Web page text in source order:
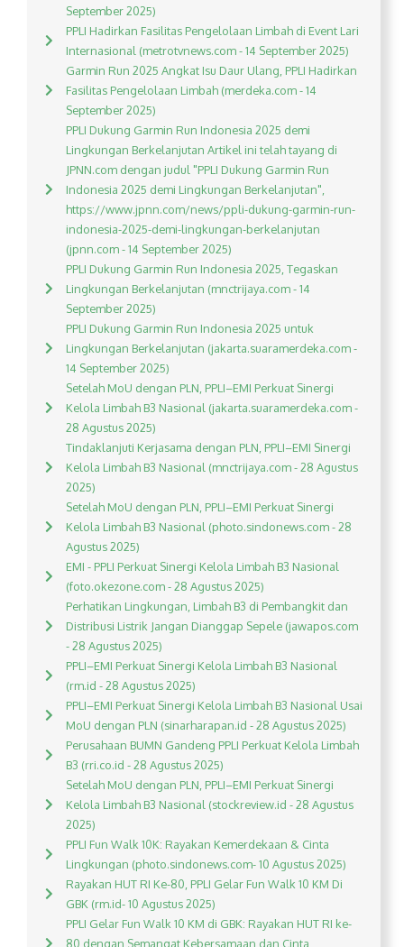
September 2025)
PPLI Hadirkan Fasilitas Pengelolaan Limbah di Event Lari
Internasional (metrotvnews.com - 14 September 2025)
Garmin Run 2025 Angkat Isu Daur Ulang, PPLI Hadirkan
Fasilitas Pengelolaan Limbah (merdeka.com - 14
September 2025)
PPLI Dukung Garmin Run Indonesia 2025 demi
Lingkungan Berkelanjutan Artikel ini telah tayang di
JPNN.com dengan judul "PPLI Dukung Garmin Run
Indonesia 2025 demi Lingkungan Berkelanjutan",
https://www.jpnn.com/news/ppli-dukung-garmin-run-
indonesia-2025-demi-lingkungan-berkelanjutan
(jpnn.com - 14 September 2025)
PPLI Dukung Garmin Run Indonesia 2025, Tegaskan
Lingkungan Berkelanjutan (mnctrijaya.com - 14
September 2025)
PPLI Dukung Garmin Run Indonesia 2025 untuk
Lingkungan Berkelanjutan (jakarta.suaramerdeka.com -
14 September 2025)
Setelah MoU dengan PLN, PPLI–EMI Perkuat Sinergi
Kelola Limbah B3 Nasional (jakarta.suaramerdeka.com -
28 Agustus 2025)
Tindaklanjuti Kerjasama dengan PLN, PPLI–EMI Sinergi
Kelola Limbah B3 Nasional (mnctrijaya.com - 28 Agustus
2025)
Setelah MoU dengan PLN, PPLI–EMI Perkuat Sinergi
Kelola Limbah B3 Nasional (photo.sindonews.com - 28
Agustus 2025)
EMI - PPLI Perkuat Sinergi Kelola Limbah B3 Nasional
(foto.okezone.com - 28 Agustus 2025)
Perhatikan Lingkungan, Limbah B3 di Pembangkit dan
Distribusi Listrik Jangan Dianggap Sepele (jawapos.com
- 28 Agustus 2025)
PPLI–EMI Perkuat Sinergi Kelola Limbah B3 Nasional
(rm.id - 28 Agustus 2025)
PPLI–EMI Perkuat Sinergi Kelola Limbah B3 Nasional Usai
MoU dengan PLN (sinarharapan.id - 28 Agustus 2025)
Perusahaan BUMN Gandeng PPLI Perkuat Kelola Limbah
B3 (rri.co.id - 28 Agustus 2025)
Setelah MoU dengan PLN, PPLI–EMI Perkuat Sinergi
Kelola Limbah B3 Nasional (stockreview.id - 28 Agustus
2025)
PPLI Fun Walk 10K: Rayakan Kemerdekaan & Cinta
Lingkungan (photo.sindonews.com- 10 Agustus 2025)
Rayakan HUT RI Ke-80, PPLI Gelar Fun Walk 10 KM Di
GBK (rm.id- 10 Agustus 2025)
PPLI Gelar Fun Walk 10 KM di GBK: Rayakan HUT RI ke-
80 dengan Semangat Kebersamaan dan Cinta